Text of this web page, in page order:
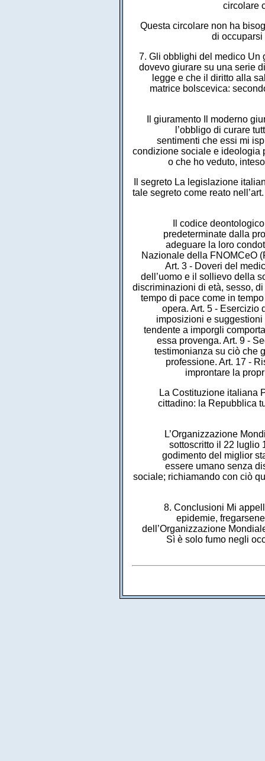
circolare
Questa circolare non ha
di occuparsi
7. Gli obblighi del medico Un
dovevo giurare su una serie
legge e che il diritto alla
matrice bolscevica:
Il giuramento Il moderno
l’obbligo di curare
sentimenti che essi mi
condizione sociale e ideologia
o che ho veduto,
Il segreto La legislazione
tale segreto come reato
Il codice
predeterminate dalla
adeguare la loro
Nazionale della FNOMCeO
Art. 3 - Doveri del
dell’uomo e il sollievo della
discriminazioni di età, sesso,
tempo di pace come in
opera. Art. 5 - Esercizio
imposizioni e
tendente a imporgli
essa provenga. Art. 9 -
testimonianza su ciò che
professione. Art. 17 -
improntare la
La Costituzione italiana
cittadino: la Repubblica
L’Organizzazione
sottoscritto il 22 luglio
godimento del miglior
essere umano senza
sociale; richiamando con ciò
8. Conclusioni Mi
epidemie,
dell’Organizzazione
Sì è solo fumo negli